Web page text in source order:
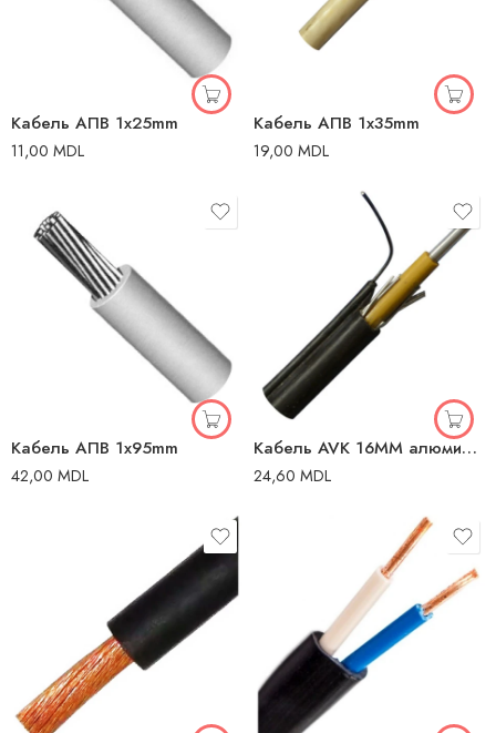
Кабель AПВ 1x25mm
11,00 MDL
Кабель AПВ 1x35mm
19,00 MDL
Кабель AПВ 1x95mm
42,00 MDL
Кабель AVK 16MM алюминий
24,60 MDL